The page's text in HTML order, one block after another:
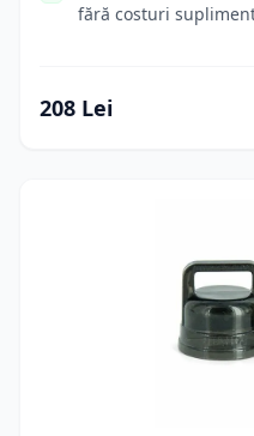
fără costuri
208 Lei